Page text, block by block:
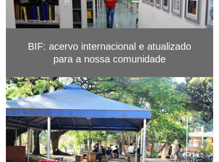
BIF: acervo internacional e atualizado
para a nossa comunidade